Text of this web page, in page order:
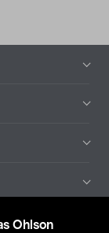
Ohlson